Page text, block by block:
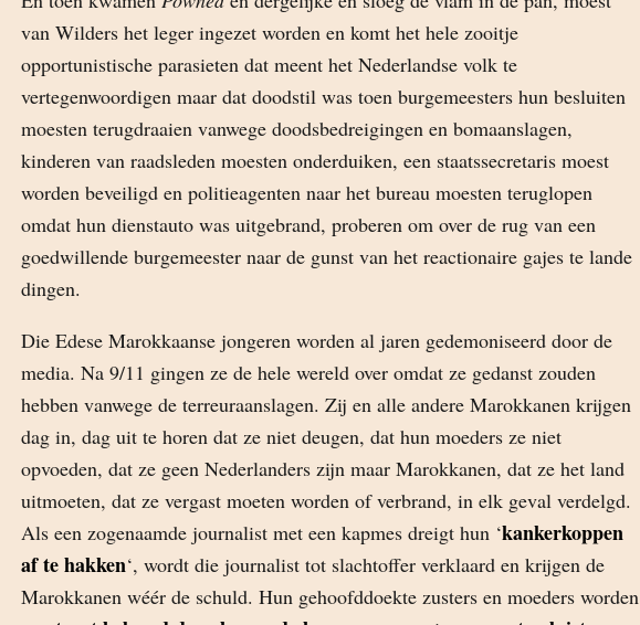
van Wilders het leger ingezet worden en komt het hele zooitje
opportunistische parasieten dat meent het Nederlandse volk te
vertegenwoordigen maar dat doodstil was toen burgemeesters hun besluiten
moesten terugdraaien vanwege doodsbedreigingen en bomaanslagen,
kinderen van raadsleden moesten onderduiken, een staatssecretaris moest
worden beveiligd en politieagenten naar het bureau moesten teruglopen
omdat hun dienstauto was uitgebrand, proberen om over de rug van een
goedwillende burgemeester naar de gunst van het reactionaire gajes te lande
dingen.
Die Edese Marokkaanse jongeren worden al jaren gedemoniseerd door de
media. Na 9/11 gingen ze de hele wereld over omdat ze gedanst zouden
hebben vanwege de terreuraanslagen. Zij en alle andere Marokkanen krijgen
dag in, dag uit te horen dat ze niet deugen, dat hun moeders ze niet
opvoeden, dat ze geen Nederlanders zijn maar Marokkanen, dat ze het land
uitmoeten, dat ze vergast moeten worden of verbrand, in elk geval verdelgd.
Als een zogenaamde journalist met een kapmes dreigt hun ‘kankerkoppen
af te hakken‘, wordt die journalist tot slachtoffer verklaard en krijgen de
Marokkanen wéér de schuld. Hun gehoofddoekte zusters en moeders worden